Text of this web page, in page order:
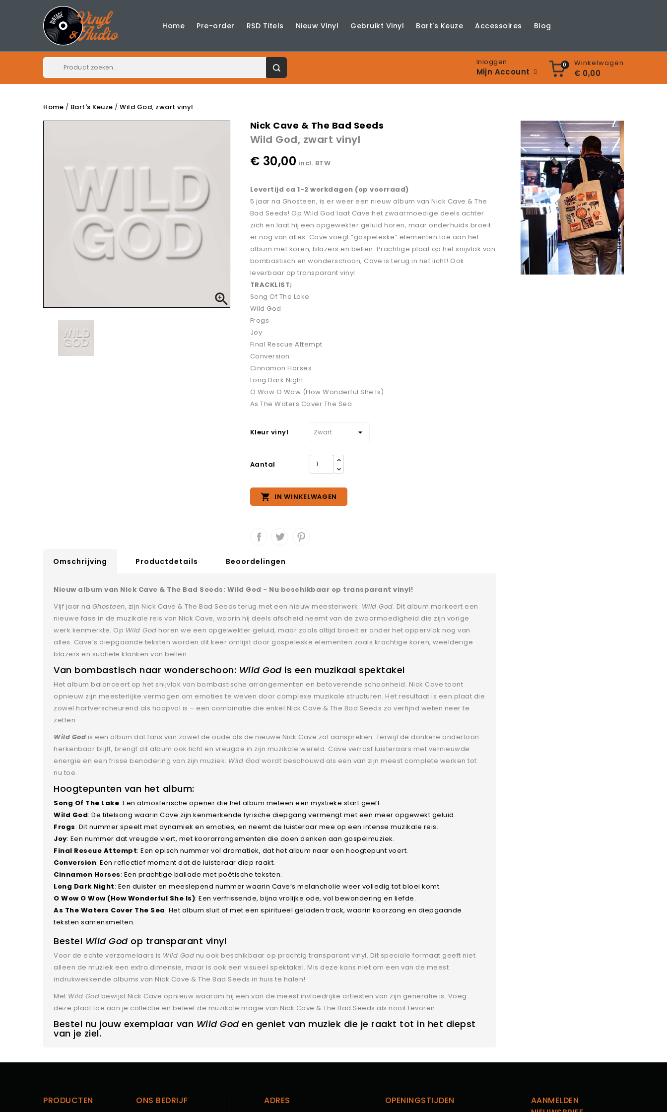
Home Pre-order RSD Titels Nieuw Vinyl Gebruikt Vinyl Bart's Keuze Accessoires Blog
0 Winkelwagen
€ 0,00
Inloggen
Mijn Account
Home Bart's Keuze Wild God, zwart vinyl

Nick Cave & The Bad Seeds
Wild God, zwart vinyl
€ 30,00 incl. BTW
Levertijd ca 1-2 werkdagen (op voorraad)
5 jaar na Ghosteen, is er weer een nieuw album van Nick Cave & The
Bad Seeds! Op Wild God laat Cave het zwaarmoedige deels achter
zich en laat hij een opgewekter geluid horen, maar onderhuids broeit
er nog van alles. Cave voegt “gospeleske” elementen toe aan het
album met koren, blazers en bellen. Prachtige plaat op het snijvlak van
bombastisch en wonderschoon, Cave is terug in het licht! Ook
leverbaar op transparant vinyl
TRACKLIST;
Song Of The Lake
Wild God
Frogs
Joy
Final Rescue Attempt
Conversion
Cinnamon Horses
Long Dark Night
O Wow O Wow (How Wonderful She Is)
As The Waters Cover The Sea
Kleur vinyl
Aantal
 IN WINKELWAGEN
Omschrijving Productdetails Beoordelingen
Nieuw album van Nick Cave & The Bad Seeds: Wild God - Nu beschikbaar op transparant vinyl!
Vijf jaar na Ghosteen, zijn Nick Cave & The Bad Seeds terug met een nieuw meesterwerk: Wild God. Dit album markeert een
nieuwe fase in de muzikale reis van Nick Cave, waarin hij deels afscheid neemt van de zwaarmoedigheid die zijn vorige
werk kenmerkte. Op Wild God horen we een opgewekter geluid, maar zoals altijd broeit er onder het oppervlak nog van
alles. Cave’s diepgaande teksten worden dit keer omlijst door gospeleske elementen zoals krachtige koren, weelderige
blazers en subtiele klanken van bellen.
Van bombastisch naar wonderschoon: Wild Godis een muzikaal spektakel
Het album balanceert op het snijvlak van bombastische arrangementen en betoverende schoonheid. Nick Cave toont
opnieuw zijn meesterlijke vermogen om emoties te weven door complexe muzikale structuren. Het resultaat is een plaat die
zowel hartverscheurend als hoopvol is – een combinatie die enkel Nick Cave & The Bad Seeds zo verfijnd weten neer te
zetten.
Wild God is een album dat fans van zowel de oude als de nieuwe Nick Cave zal aanspreken. Terwijl de donkere ondertoon
herkenbaar blijft, brengt dit album ook licht en vreugde in zijn muzikale wereld. Cave verrast luisteraars met vernieuwde
energie en een frisse benadering van zijn muziek. Wild God wordt beschouwd als een van zijn meest complete werken tot
nu toe.
Hoogtepunten van het album:
Song Of The Lake: Een atmosferische opener die het album meteen een mystieke start geeft.
Wild God: De titelsong waarin Cave zijn kenmerkende lyrische diepgang vermengt met een meer opgewekt geluid.
Frogs: Dit nummer speelt met dynamiek en emoties, en neemt de luisteraar mee op een intense muzikale reis.
Joy: Een nummer dat vreugde viert, met koorarrangementen die doen denken aan gospelmuziek.
Final Rescue Attempt: Een episch nummer vol dramatiek, dat het album naar een hoogtepunt voert.
Conversion: Een reflectief moment dat de luisteraar diep raakt.
Cinnamon Horses: Een prachtige ballade met poëtische teksten.
Long Dark Night: Een duister en meeslepend nummer waarin Cave’s melancholie weer volledig tot bloei komt.
O Wow O Wow (How Wonderful She Is): Een verfrissende, bijna vrolijke ode, vol bewondering en liefde.
As The Waters Cover The Sea: Het album sluit af met een spiritueel geladen track, waarin koorzang en diepgaande
teksten samensmelten.
Bestel Wild Godop transparant vinyl
Voor de echte verzamelaars is Wild God nu ook beschikbaar op prachtig transparant vinyl. Dit speciale formaat geeft niet
alleen de muziek een extra dimensie, maar is ook een visueel spektakel. Mis deze kans niet om een van de meest
indrukwekkende albums van Nick Cave & The Bad Seeds in huis te halen!
Met Wild God bewijst Nick Cave opnieuw waarom hij een van de meest invloedrijke artiesten van zijn generatie is. Voeg
deze plaat toe aan je collectie en beleef de muzikale magie van Nick Cave & The Bad Seeds als nooit tevoren.
Bestel nu jouw exemplaar van Wild Goden geniet van muziek die je raakt tot in het diepst
van je ziel.
PRODUCTEN ONS BEDRIJF ADRES OPENINGSTIJDEN
AANMELDEN